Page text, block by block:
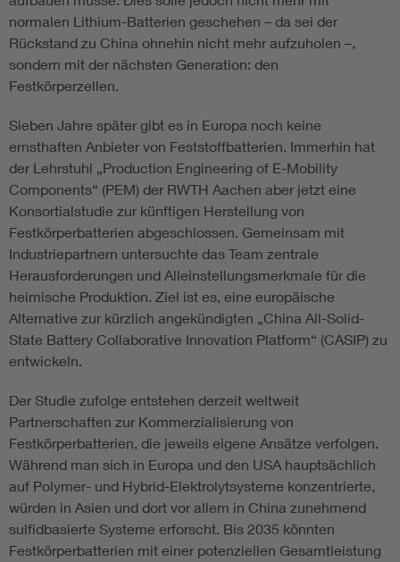
normalen Lithium-Batterien geschehen – da sei der
Rückstand zu China ohnehin nicht mehr aufzuholen –,
sondern mit der nächsten Generation: den
Festkörperzellen.
Sieben Jahre später gibt es in Europa noch keine
ernsthaften Anbieter von Feststoffbatterien. Immerhin hat
der Lehrstuhl „Production Engineering of E-Mobility
Components“ (PEM) der RWTH Aachen aber jetzt eine
Konsortialstudie zur künftigen Herstellung von
Festkörperbatterien abgeschlossen. Gemeinsam mit
Industriepartnern untersuchte das Team zentrale
Herausforderungen und Alleinstellungsmerkmale für die
heimische Produktion. Ziel ist es, eine europäische
Alternative zur kürzlich angekündigten „China All-Solid-
State Battery Collaborative Innovation Platform“ (CASIP) zu
entwickeln.
Der Studie zufolge entstehen derzeit weltweit
Partnerschaften zur Kommerzialisierung von
Festkörperbatterien, die jeweils eigene Ansätze verfolgen.
Während man sich in Europa und den USA hauptsächlich
auf Polymer- und Hybrid-Elektrolytsysteme konzentrierte,
würden in Asien und dort vor allem in China zunehmend
sulfidbasierte Systeme erforscht. Bis 2035 könnten
Festkörperbatterien mit einer potenziellen Gesamtleistung